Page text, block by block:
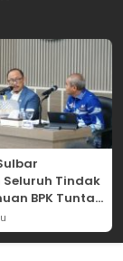
Tindak
BPK Tuntas